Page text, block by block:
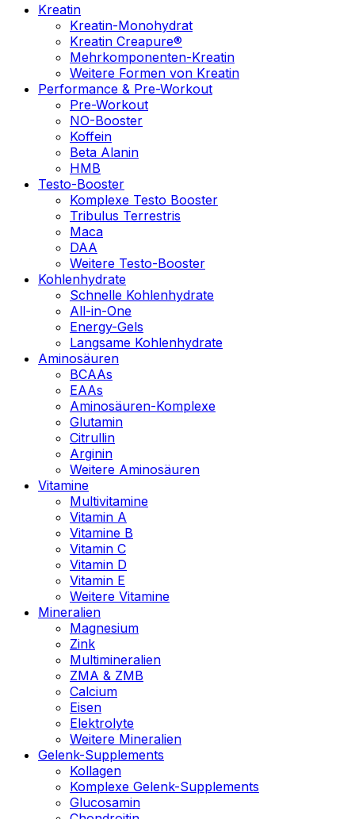
Kreatin
Kreatin-Monohydrat
Kreatin Creapure®
Mehrkomponenten-Kreatin
Weitere Formen von Kreatin
Performance & Pre-Workout
Pre-Workout
NO-Booster
Koffein
Beta Alanin
HMB
Testo-Booster
Komplexe Testo Booster
Tribulus Terrestris
Maca
DAA
Weitere Testo-Booster
Kohlenhydrate
Schnelle Kohlenhydrate
All-in-One
Energy-Gels
Langsame Kohlenhydrate
Aminosäuren
BCAAs
EAAs
Aminosäuren-Komplexe
Glutamin
Citrullin
Arginin
Weitere Aminosäuren
Vitamine
Multivitamine
Vitamin A
Vitamine B
Vitamin C
Vitamin D
Vitamin E
Weitere Vitamine
Mineralien
Magnesium
Zink
Multimineralien
ZMA & ZMB
Calcium
Eisen
Elektrolyte
Weitere Mineralien
Gelenk-Supplements
Kollagen
Komplexe Gelenk-Supplements
Glucosamin